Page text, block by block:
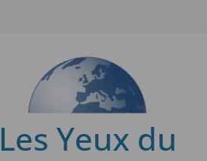
Les Yeux du